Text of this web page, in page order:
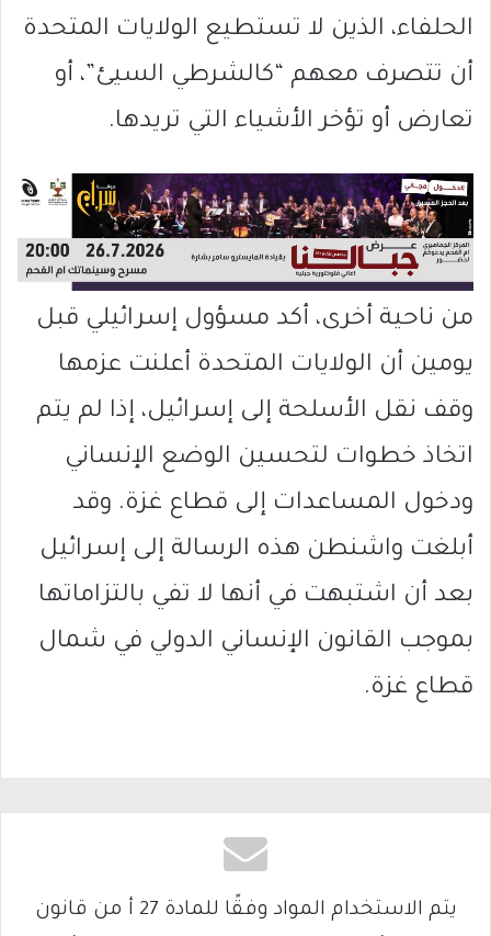
الحلفاء، الذين لا تستطيع الولايات المتحدة
أن تتصرف معهم “كالشرطي السيئ”، أو
تعارض أو تؤخر الأشياء التي تريدها.
من ناحية أخرى، أكد مسؤول إسرائيلي قبل
يومين أن الولايات المتحدة أعلنت عزمها
وقف نقل الأسلحة إلى إسرائيل، إذا لم يتم
اتخاذ خطوات لتحسين الوضع الإنساني
ودخول المساعدات إلى قطاع غزة. وقد
أبلغت واشنطن هذه الرسالة إلى إسرائيل
بعد أن اشتبهت في أنها لا تفي بالتزاماتها
بموجب القانون الإنساني الدولي في شمال
قطاع غزة.
يتم الاستخدام المواد وفقًا للمادة 27 أ من قانون